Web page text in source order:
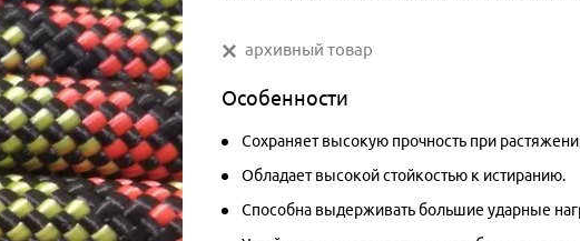
архивный товар
Особенности
Сохраняет высокую прочность при
Обладает высокой стойкостью к истиранию.
Способна выдерживать большие ударные